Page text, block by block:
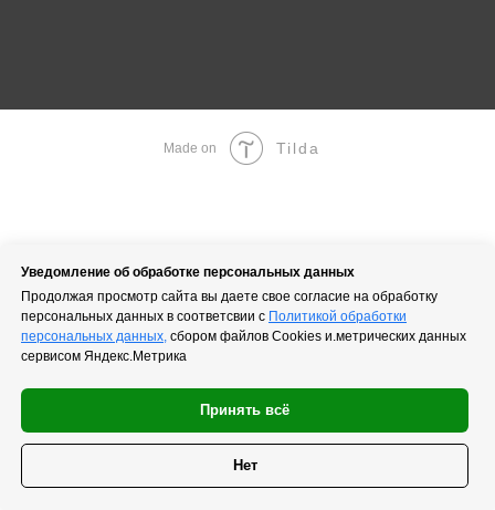
Уведомление об обработке персональных данных
Продолжая просмотр сайта вы даете свое согласие на обработку
персональных данных в соответсвии с Политикой обработки
персональных данных, сбором файлов Cookies и.метрических данных
сервисом Яндекс.Метрика
Принять всё
Нет
Made on Tilda